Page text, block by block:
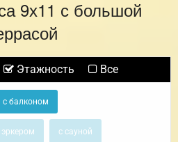
9х11 с большой
Этажность Все
с балконом
эркером с сауной